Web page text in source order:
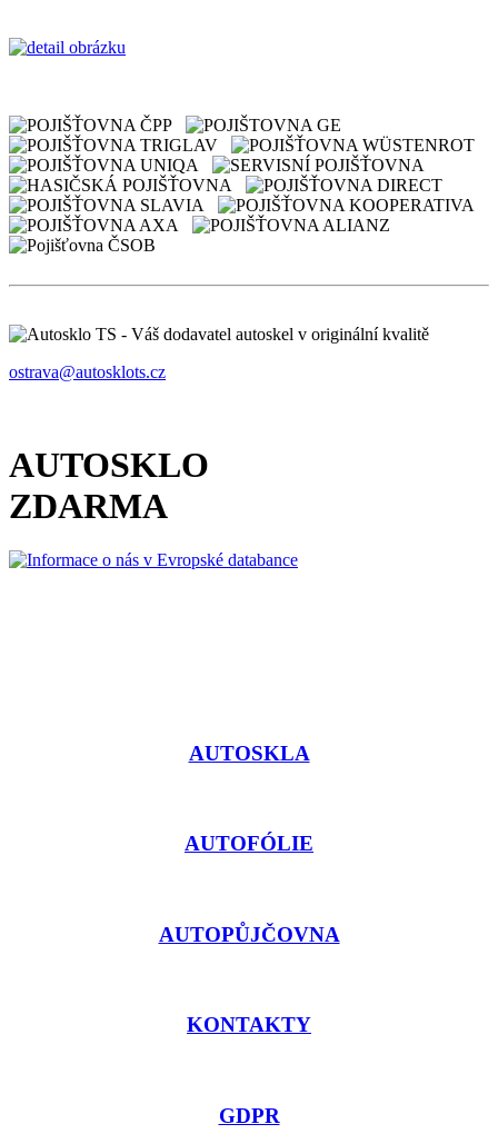
ostrava@autosklots.cz
AUTOSKLO
ZDARMA
AUTOSKLA
AUTOFÓLIE
AUTOPŮJČOVNA
KONTAKTY
GDPR